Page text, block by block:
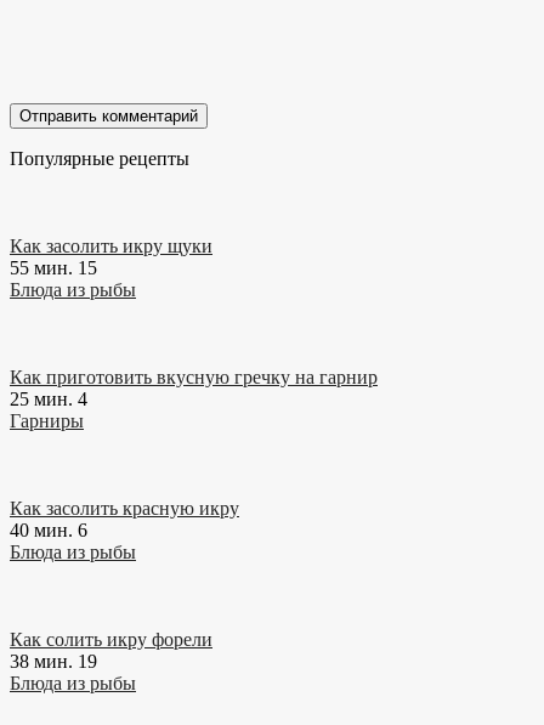
Популярные рецепты
Как засолить икру щуки
55 мин. 15
Блюда из рыбы
Как приготовить вкусную гречку на гарнир
25 мин. 4
Гарниры
Как засолить красную икру
40 мин. 6
Блюда из рыбы
Как солить икру форели
38 мин. 19
Блюда из рыбы